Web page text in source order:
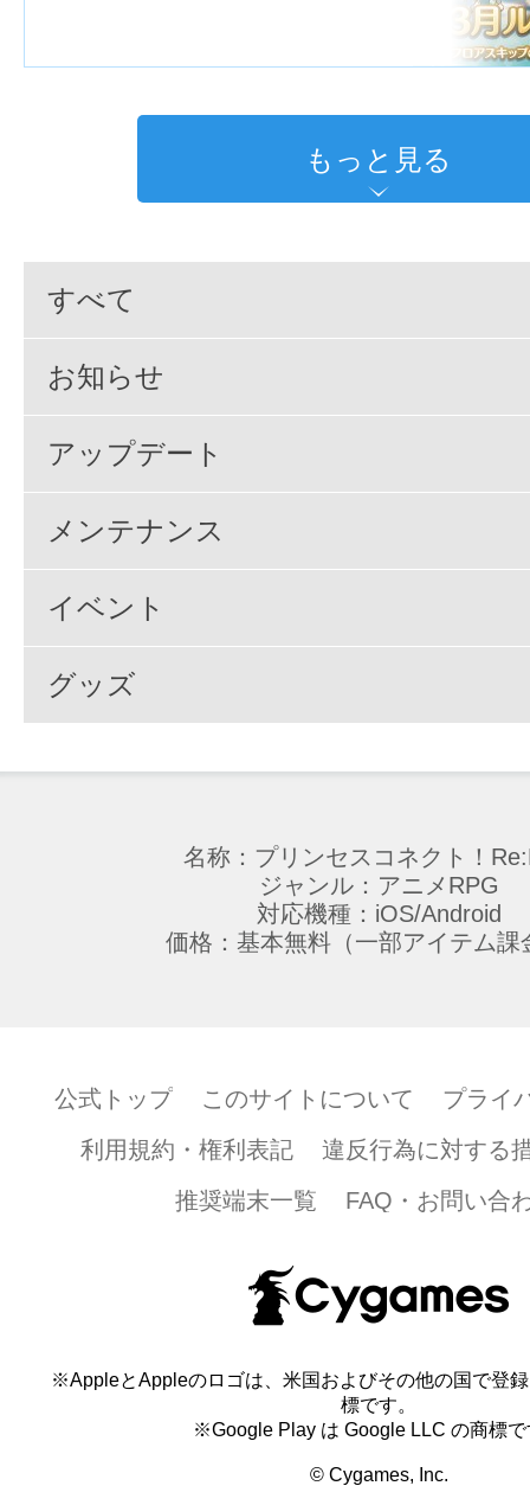
もっと見る
すべて
お知らせ
アップデート
メンテナンス
イベント
グッズ
名称：プリンセスコネクト！
ジャンル：アニメRPG
対応機種：iOS/Android
価格：基本無料（一部アイテム課
公式トップ このサイトについて
プライ
利用規約・権利表記
違反行為に対する
推奨端末一覧
FAQ・お問い合
※AppleとAppleのロゴは、米国およびその他の国で登
標です。
※Google Play は Google LLC の商標で
© Cygames, Inc.